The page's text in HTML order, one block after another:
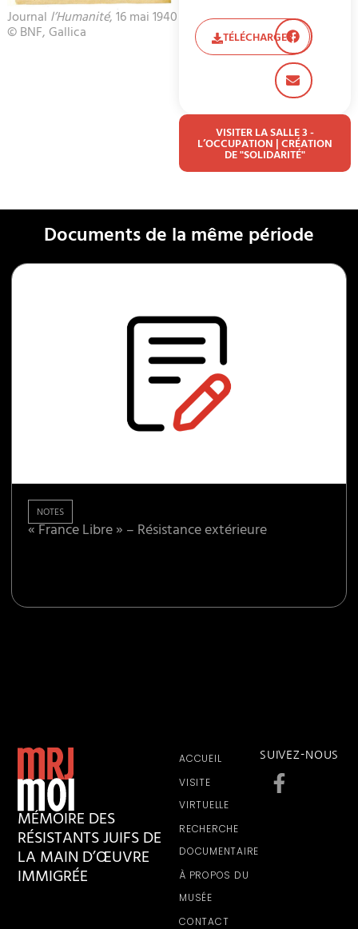
Journal l’Humanité, 16 mai 1940
© BNF, Gallica TÉLÉCHARGER
VISITER LA SALLE 3 -
L’OCCUPATION | CRÉATION
DE "SOLIDARITÉ"
Documents de la même période
NOTES
« France Libre » – Résistance extérieure
MÉMOIRE DES
RÉSISTANTS JUIFS DE
LA MAIN D’ŒUVRE
IMMIGRÉE
ACCUEIL
VISITE
VIRTUELLE
RECHERCHE
DOCUMENTAIRE
À PROPOS DU
MUSÉE
CONTACT
SUIVEZ-NOUS